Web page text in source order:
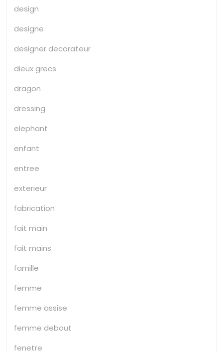
design
designe
designer decorateur
dieux grecs
dragon
dressing
elephant
enfant
entree
exterieur
fabrication
fait main
fait mains
famille
femme
femme assise
femme debout
fenetre